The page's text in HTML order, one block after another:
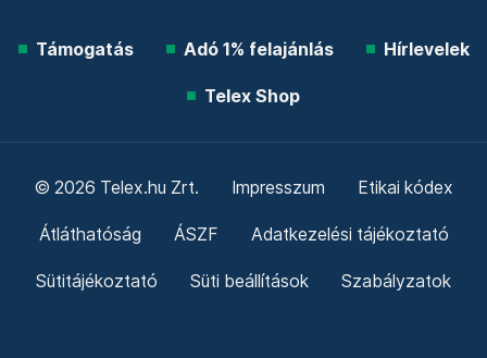
Támogatás Adó 1% felajánlás Hírlevelek
Telex Shop
© 2026 Telex.hu Zrt. Impresszum Etikai kódex
Átláthatóság ÁSZF Adatkezelési tájékoztató
Sütitájékoztató Süti beállítások Szabályzatok